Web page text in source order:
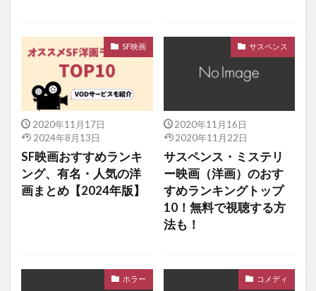
SF映画
2020年11月17日
2024年8月13日
SF映画おすすめランキ
ング、有名・人気の洋
画まとめ【2024年版】
サスペンス
2020年11月16日
2020年11月22日
サスペンス・ミステリ
ー映画（洋画）のおす
すめランキングトップ
10！無料で視聴する方
法も！
ホラー コメディ